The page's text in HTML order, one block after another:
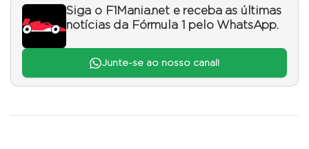
Siga o F1Mania.net e receba as últimas
notícias da Fórmula 1 pelo WhatsApp.
Junte-se ao nosso canal!